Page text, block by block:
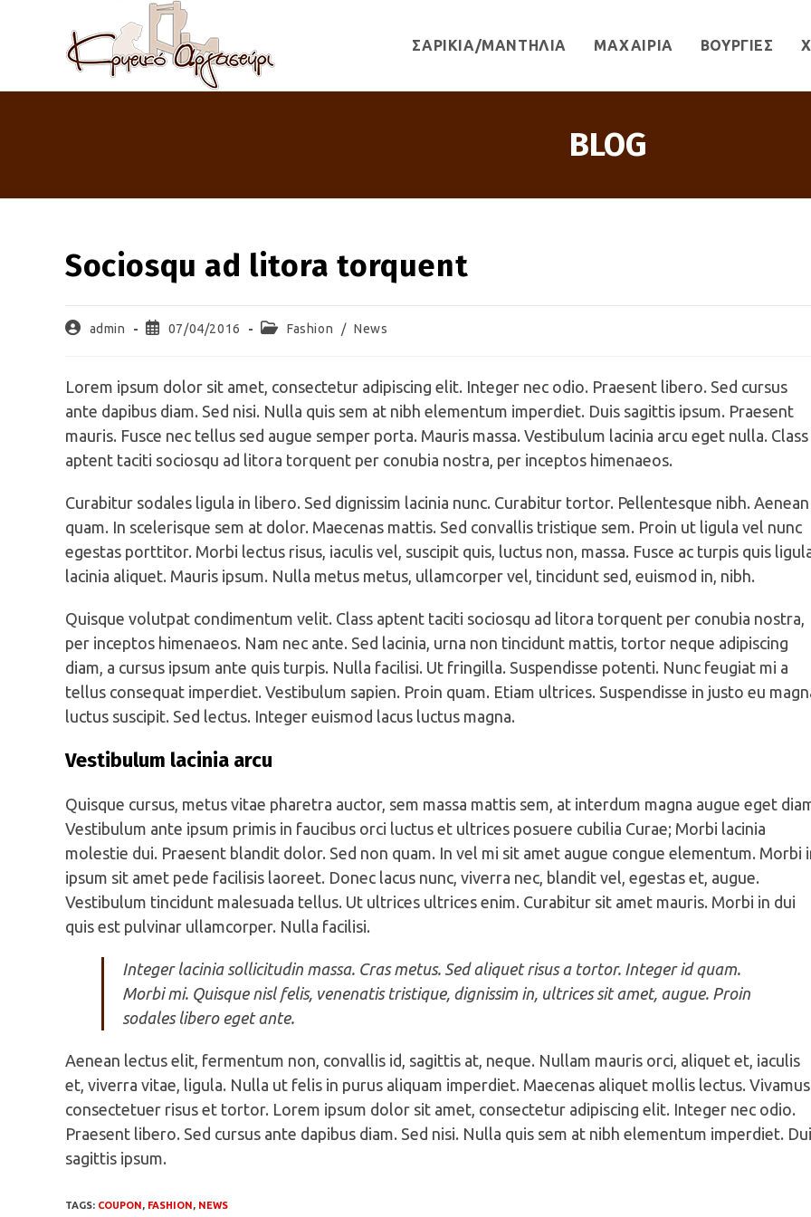
ΣΑΡΙΚΙΑ/ΜΑΝΤΗΛΙΑ ΜΑΧΑΙΡΙΑ ΒΟΥΡΓΙΕΣ
BLOG
Sociosqu ad litora torquent
Postadmin
Post07/04/2016
PostFashion / News
Lorem ipsum dolor sit amet, consectetur adipiscing elit. Integer nec odio. Praesent libero. Sed cursus
ante dapibus diam. Sed nisi. Nulla quis sem at nibh elementum imperdiet. Duis sagittis ipsum. Praesent
mauris. Fusce nec tellus sed augue semper porta. Mauris massa. Vestibulum lacinia arcu eget nulla. Class
aptent taciti sociosqu ad litora torquent per conubia nostra, per inceptos himenaeos.
Curabitur sodales ligula in libero. Sed dignissim lacinia nunc. Curabitur tortor. Pellentesque nibh. Aenean
quam. In scelerisque sem at dolor. Maecenas mattis. Sed convallis tristique sem. Proin ut ligula vel nunc
egestas porttitor. Morbi lectus risus, iaculis vel, suscipit quis, luctus non, massa. Fusce ac turpis quis
lacinia aliquet. Mauris ipsum. Nulla metus metus, ullamcorper vel, tincidunt sed, euismod in, nibh.
Quisque volutpat condimentum velit. Class aptent taciti sociosqu ad litora torquent per conubia nostra,
per inceptos himenaeos. Nam nec ante. Sed lacinia, urna non tincidunt mattis, tortor neque adipiscing
diam, a cursus ipsum ante quis turpis. Nulla facilisi. Ut fringilla. Suspendisse potenti. Nunc feugiat mi a
tellus consequat imperdiet. Vestibulum sapien. Proin quam. Etiam ultrices. Suspendisse in justo eu
luctus suscipit. Sed lectus. Integer euismod lacus luctus magna.
Vestibulum lacinia arcu
Quisque cursus, metus vitae pharetra auctor, sem massa mattis sem, at interdum magna augue eget
Vestibulum ante ipsum primis in faucibus orci luctus et ultrices posuere cubilia Curae; Morbi lacinia
molestie dui. Praesent blandit dolor. Sed non quam. In vel mi sit amet augue congue elementum. Morbi
ipsum sit amet pede facilisis laoreet. Donec lacus nunc, viverra nec, blandit vel, egestas et, augue.
Vestibulum tincidunt malesuada tellus. Ut ultrices ultrices enim. Curabitur sit amet mauris. Morbi in dui
quis est pulvinar ullamcorper. Nulla facilisi.
Integer lacinia sollicitudin massa. Cras metus. Sed aliquet risus a tortor. Integer id quam.
Morbi mi. Quisque nisl felis, venenatis tristique, dignissim in, ultrices sit amet, augue. Proin
sodales libero eget ante.
Aenean lectus elit, fermentum non, convallis id, sagittis at, neque. Nullam mauris orci, aliquet et, iaculis
et, viverra vitae, ligula. Nulla ut felis in purus aliquam imperdiet. Maecenas aliquet mollis lectus. Vivamus
consectetuer risus et tortor. Lorem ipsum dolor sit amet, consectetur adipiscing elit. Integer nec odio.
Praesent libero. Sed cursus ante dapibus diam. Sed nisi. Nulla quis sem at nibh elementum imperdiet.
sagittis ipsum.
TAGS: COUPON, FASHION, NEWS